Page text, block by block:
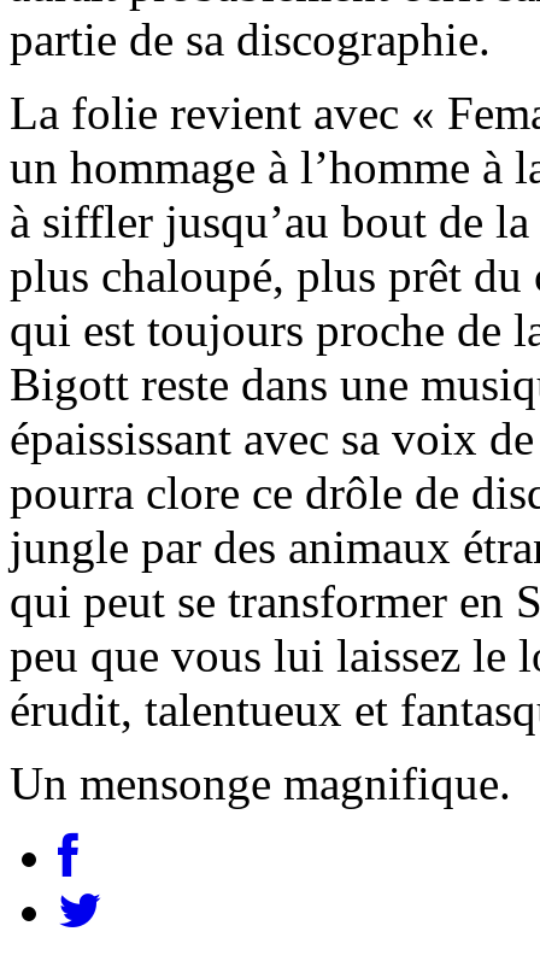
partie de sa discographie.
La folie revient avec «
un hommage à l’homme à
à siffler jusqu’au bout de
plus chaloupé, plus prêt
qui est toujours proche de
Bigott reste dans une
épaississant avec sa voix
pourra clore ce drôle de
jungle par des animaux
qui peut se transformer en
peu que vous lui laissez le
érudit, talentueux et
Un mensonge magnifique.